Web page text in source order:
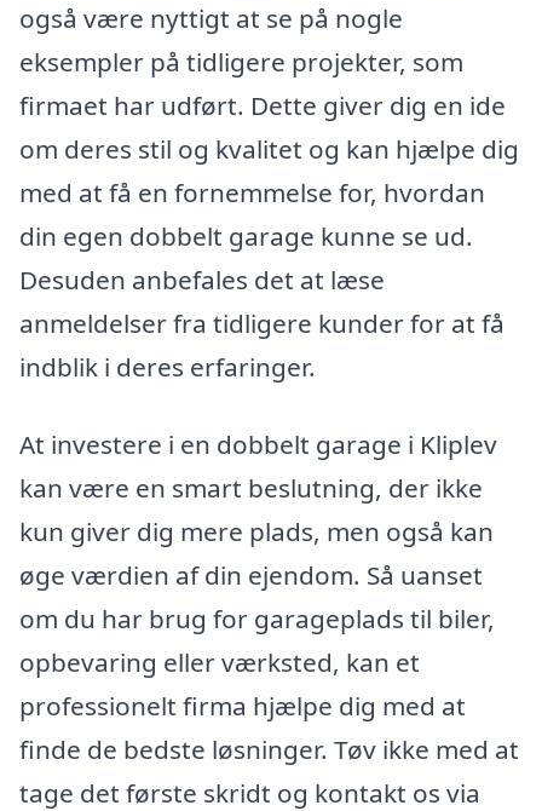
også være nyttigt at se på nogle
eksempler på tidligere projekter, som
firmaet har udført. Dette giver dig en ide
om deres stil og kvalitet og kan hjælpe dig
med at få en fornemmelse for, hvordan
din egen dobbelt garage kunne se ud.
Desuden anbefales det at læse
anmeldelser fra tidligere kunder for at få
indblik i deres erfaringer.
At investere i en dobbelt garage i Kliplev
kan være en smart beslutning, der ikke
kun giver dig mere plads, men også kan
øge værdien af din ejendom. Så uanset
om du har brug for garageplads til biler,
opbevaring eller værksted, kan et
professionelt firma hjælpe dig med at
finde de bedste løsninger. Tøv ikke med at
tage det første skridt og kontakt os via